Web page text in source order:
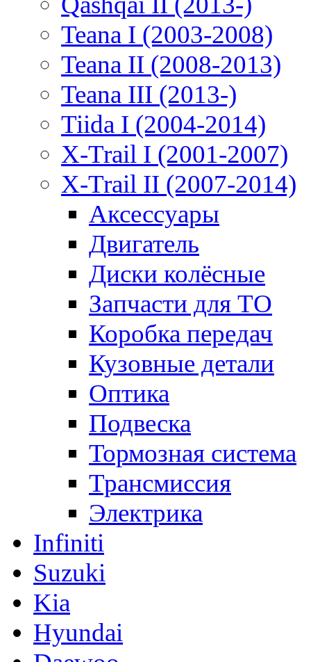
Teana I (2003-2008)
Teana II (2008-2013)
Teana III (2013-)
Tiida I (2004-2014)
X-Trail I (2001-2007)
X-Trail II (2007-2014)
Аксессуары
Двигатель
Диски колёсные
Запчасти для ТО
Коробка передач
Кузовные детали
Оптика
Подвеска
Тормозная система
Трансмиссия
Электрика
Infiniti
Suzuki
Kia
Hyundai